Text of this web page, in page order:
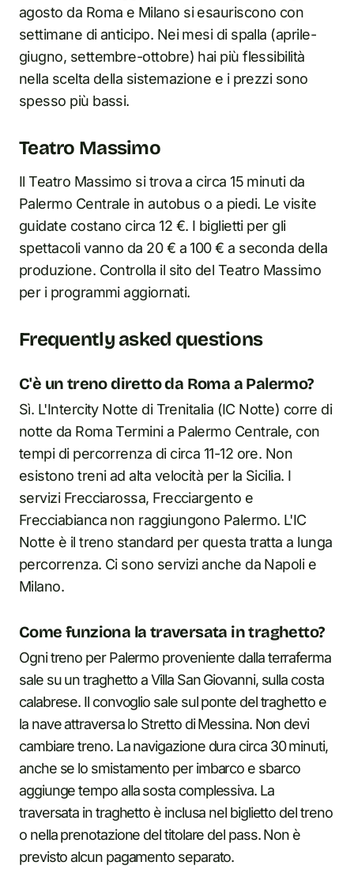
agosto da Roma e Milano si esauriscono con
settimane di anticipo. Nei mesi di spalla (aprile-
giugno, settembre-ottobre) hai più flessibilità
nella scelta della sistemazione e i prezzi sono
spesso più bassi.
Teatro Massimo
Il Teatro Massimo si trova a circa 15 minuti da
Palermo Centrale in autobus o a piedi. Le visite
guidate costano circa 12 €. I biglietti per gli
spettacoli vanno da 20 € a 100 € a seconda della
produzione. Controlla il sito del Teatro Massimo
per i programmi aggiornati.
Frequently asked questions
C'è un treno diretto da Roma a Palermo?
Sì. L'Intercity Notte di Trenitalia (IC Notte) corre di
notte da Roma Termini a Palermo Centrale, con
tempi di percorrenza di circa 11-12 ore. Non
esistono treni ad alta velocità per la Sicilia. I
servizi Frecciarossa, Frecciargento e
Frecciabianca non raggiungono Palermo. L'IC
Notte è il treno standard per questa tratta a lunga
percorrenza. Ci sono servizi anche da Napoli e
Milano.
Come funziona la traversata in traghetto?
Ogni treno per Palermo proveniente dalla terraferma
sale su un traghetto a Villa San Giovanni, sulla costa
calabrese. Il convoglio sale sul ponte del traghetto e
la nave attraversa lo Stretto di Messina. Non devi
cambiare treno. La navigazione dura circa 30 minuti,
anche se lo smistamento per imbarco e sbarco
aggiunge tempo alla sosta complessiva. La
traversata in traghetto è inclusa nel biglietto del treno
o nella prenotazione del titolare del pass. Non è
previsto alcun pagamento separato.